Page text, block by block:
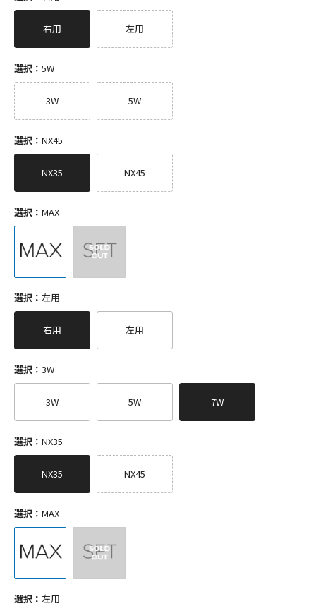
右用 左用
選択： 5W
3W 5W
選択： NX45
NX35 NX45
選択： MAX
選択： 左用
右用 左用
選択： 3W
3W 5W 7W
選択： NX35
NX35 NX45
選択： MAX
選択： 左用